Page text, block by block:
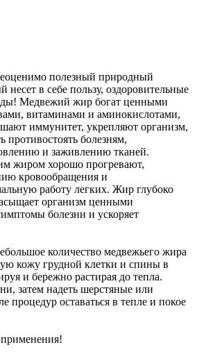
полезный природный
несет в себе пользу, оздоровительные
Медвежий жир богат ценными
витаминами и аминокислотами,
иммунитет, укрепляют организм,
противостоять болезням,
и заживлению тканей.
жиром хорошо прогревают,
кровообращения и
работу легких. Жир глубоко
организм ценными
болезни и ускоряет
количество медвежьего жира
кожу грудной клетки и спины в
и бережно растирая до тепла.
затем надеть шерстяные или
процедур оставаться в тепле и покое